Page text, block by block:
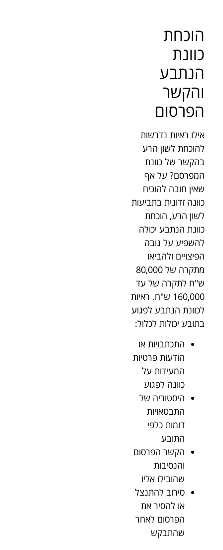
הוכחת
כוונת
הנתבע
והקשר
הפרסום
אילו ראיות נדרשות
להוכחת לשון הרע
בהקשר של כוונת
המפרסם? על אף
שאין חובה להוכיח
כוונה זדונית בתביעות
לשון הרע, הוכחת
כוונת הנתבע יכולה
להשפיע על גובה
הפיצויים ולהביאו
מתקרה של 80,000
ש"ח לתקרה של עד
160,000 ש"ח. ראיות
לכוונת הנתבע לפגוע
בתובע יכולות לכלול:
התכתבויות או
הודעות פרטיות
המעידות על
כוונה לפגוע
היסטוריה של
התבטאויות
דומות כלפי
התובע
הקשר הפרסום
והנסיבות
שהובילו אליו
סירוב להתנצל
או להסיר את
הפרסום לאחר
שהתבקש